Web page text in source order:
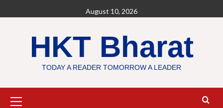
to
August 10, 2026
HKT Bharat
TODAY A READER TOMORROW A LEADER
Menu